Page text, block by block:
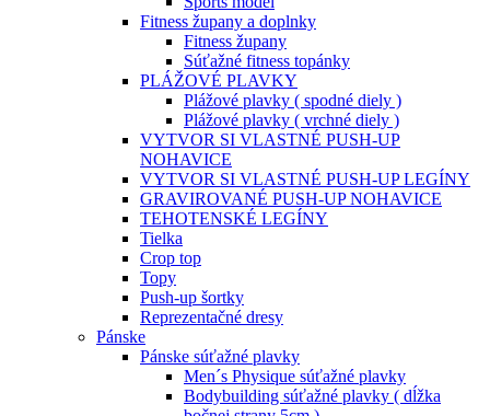
Fitness župany a doplnky
Fitness župany
Súťažné fitness topánky
PLÁŽOVÉ PLAVKY
Plážové plavky ( spodné diely )
Plážové plavky ( vrchné diely )
VYTVOR SI VLASTNÉ PUSH-UP
NOHAVICE
VYTVOR SI VLASTNÉ PUSH-UP LEGÍNY
GRAVIROVANÉ PUSH-UP NOHAVICE
TEHOTENSKÉ LEGÍNY
Tielka
Crop top
Topy
Push-up šortky
Reprezentačné dresy
Pánske
Pánske súťažné plavky
Men´s Physique súťažné plavky
Bodybuilding súťažné plavky ( dĺžka